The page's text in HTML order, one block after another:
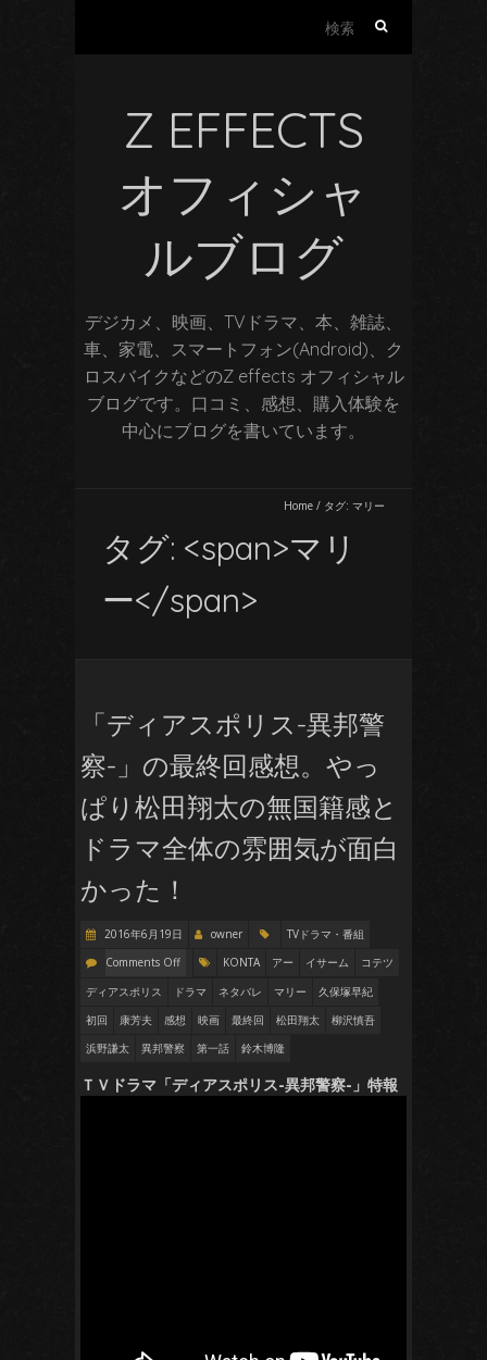
Z EFFECTS
オフィシャ
ルブログ
デジカメ、映画、TVドラマ、本、雑誌、
車、家電、スマートフォン(Android)、ク
ロスバイクなどのZ effects オフィシャル
ブログです。口コミ、感想、購入体験を
中心にブログを書いています。
Home / タグ: マリー
タグ: <span>マリ
ー</span>
「ディアスポリス-異邦警
察-」の最終回感想。やっ
ぱり松田翔太の無国籍感と
ドラマ全体の雰囲気が面白
かった！
2016年6月19日 owner
TVドラマ・番組
Comments Off
KONTA アー イサーム
コテツ
ディアスポリス
ドラマ ネタバレ マリー
久保塚早紀
初回
康芳夫 感想 映画 最終回 松田翔太
柳沢慎吾
浜野謙太
異邦警察 第一話 鈴木博隆
ＴＶドラマ「ディアスポリス-異邦警察-」特報